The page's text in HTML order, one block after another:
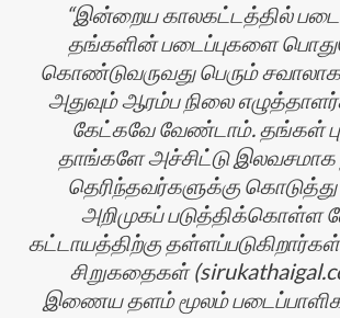
இன்றைய காலகட்டத்தில்
தங்களின் படைப்புகளை
கொண்டுவருவது பெரும் சவாலாக
அதுவும் ஆரம்ப நிலை
கேட்கவே வேண்டாம். தங்கள்
தாங்களே அச்சிட்டு
தெரிந்தவர்களுக்கு
அறிமுகப் படுத்திக்கொள்ள
கட்டாயத்திற்கு
சிறுகதைகள்
இணைய தளம் மூலம்